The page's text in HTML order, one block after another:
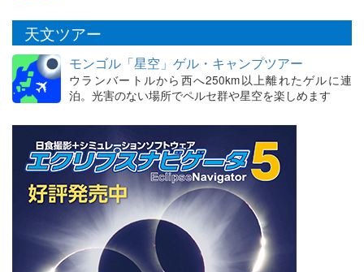
天文ツアー
モンゴル「星空」ゲル・キャンプツアー
ウランバートルから西へ250km以上離れたゲルに連
泊。光害のない場所でペルセ群や星空を楽しめます